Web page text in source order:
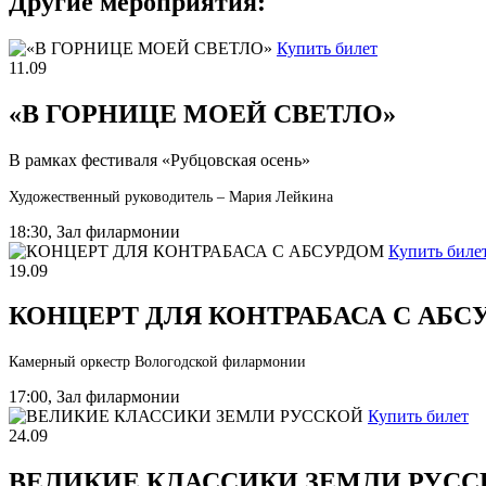
Купить билет
11.09
«В ГОРНИЦЕ МОЕЙ СВЕТЛО»
В рамках фестиваля «Рубцовская осень»
Художественный руководитель – Мария Лейкина
18:30, Зал филармонии
Купить
19.09
КОНЦЕРТ ДЛЯ КОНТРАБАСА С
Камерный оркестр Вологодской филармонии
17:00, Зал филармонии
Купить билет
24.09